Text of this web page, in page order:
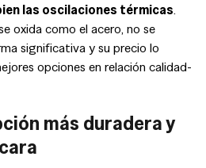
las oscilaciones térmicas.
oxida como el acero, no se
significativa y su precio lo
opciones en relación calidad-
más duradera y